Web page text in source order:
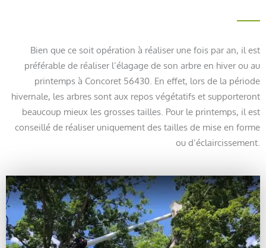
Bien que ce soit opération à réaliser une fois par an, il est
préférable de réaliser l’élagage de son arbre en hiver ou au
printemps à Concoret 56430. En effet, lors de la période
hivernale, les arbres sont aux repos végétatifs et supporteront
beaucoup mieux les grosses tailles. Pour le printemps, il est
conseillé de réaliser uniquement des tailles de mise en forme
ou d’éclaircissement.